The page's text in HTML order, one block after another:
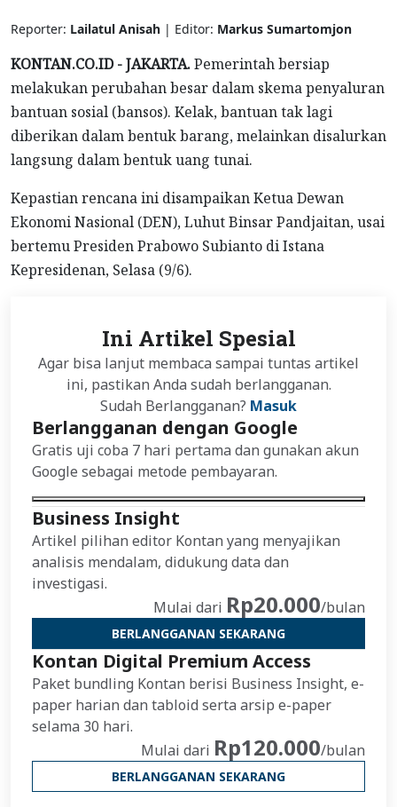
Reporter: Lailatul Anisah | Editor: Markus Sumartomjon
KONTAN.CO.ID - JAKARTA.Pemerintah bersiap
melakukan perubahan besar dalam skema penyaluran
bantuan sosial (bansos). Kelak, bantuan tak lagi
diberikan dalam bentuk barang, melainkan disalurkan
langsung dalam bentuk uang tunai.
Kepastian rencana ini disampaikan Ketua Dewan
Ekonomi Nasional (DEN), Luhut Binsar Pandjaitan, usai
bertemu Presiden Prabowo Subianto di Istana
Kepresidenan, Selasa (9/6).
Ini Artikel Spesial
Agar bisa lanjut membaca sampai tuntas artikel
ini, pastikan Anda sudah berlangganan.
Sudah Berlangganan? Masuk
Berlangganan dengan Google
Gratis uji coba 7 hari pertama dan gunakan akun
Google sebagai metode pembayaran.
Business Insight
Artikel pilihan editor Kontan yang menyajikan
analisis mendalam, didukung data dan
investigasi.
Mulai dari Rp20.000/bulan
BERLANGGANAN SEKARANG
Kontan Digital Premium Access
Paket bundling Kontan berisi Business Insight, e-
paper harian dan tabloid serta arsip e-paper
selama 30 hari.
Mulai dari Rp120.000/bulan
BERLANGGANAN SEKARANG